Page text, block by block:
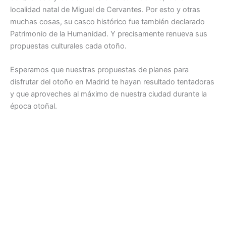
localidad natal de Miguel de Cervantes. Por esto y otras
muchas cosas, su casco histórico fue también declarado
Patrimonio de la Humanidad. Y precisamente renueva sus
propuestas culturales cada otoño.
Esperamos que nuestras propuestas de planes para
disfrutar del otoño en Madrid te hayan resultado tentadoras
y que aproveches al máximo de nuestra ciudad durante la
época otoñal.